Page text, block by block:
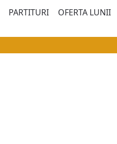
PARTITURI OFERTA LUNII